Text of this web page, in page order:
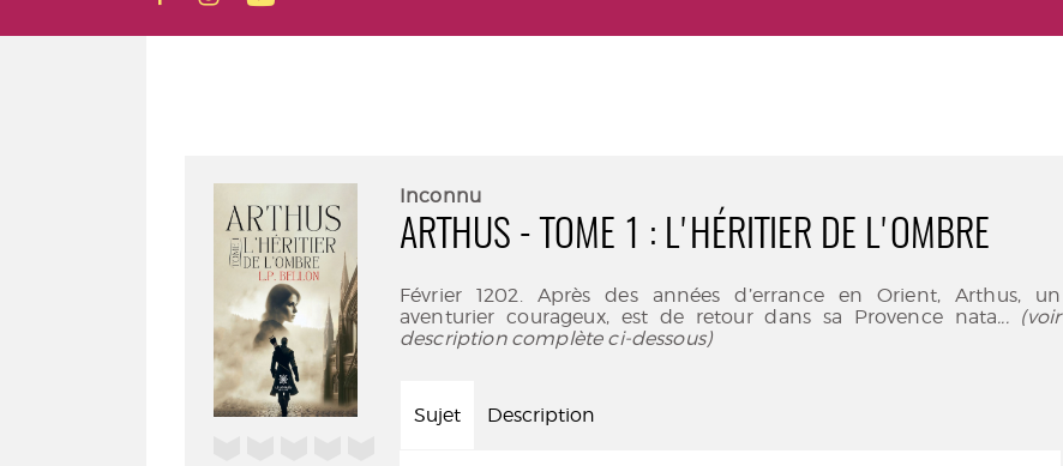
Inconnu
ARTHUS - TOME 1 : L'HÉRITIER DE L'OMBRE
Février 1202. Après des années d’errance en Orient, Arthus, un
aventurier courageux, est de retour dans sa Provence nata... (voir
description complète ci-dessous)
Sujet Description